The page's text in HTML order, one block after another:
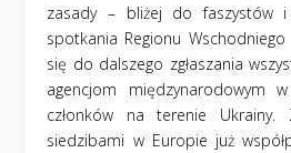
zasady – bliżej do faszystów i
spotkania Regionu
się do dalszego zgłaszania
agencjom międzynarodowym
członków na terenie Ukrainy.
siedzibami w Europie już